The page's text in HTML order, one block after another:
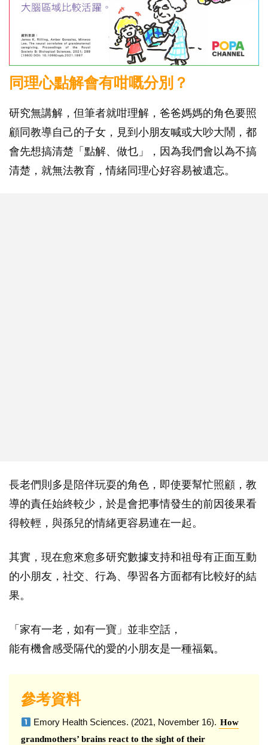
同理心點解會有咁嘅分別？
研究無講解，但筆者就咁理解，爸爸媽媽的角色要照
顧同教導自己的子女，見到小朋友喊或大吵大鬧，都
會先想搞清楚「點解、做乜」，因為我們會以為不搞
清楚，就無法教育，情緒同理心好容易被遺忘。
長老們則多是陪伴玩耍的角色，即使要幫忙照顧，教
導的責任始終較少，於是會把事情發生的前因後果看
得較輕，與孫兒的情緒更容易連在一起。
其實，現在愈來愈多研究數據支持和祖母有正面互動
的小朋友，社交、行為、學習各方面都有比較好的結
果。
「家有一老，如有一寶」並非空話，
能有機會感受隔代的愛的小朋友是一種福氣。
參考資料
Emory Health Sciences. (2021, November 16). How
grandmothers’ brains react to the sight of their